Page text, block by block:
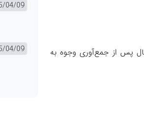
پس از جمع‌آوری وجوه به